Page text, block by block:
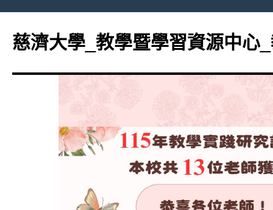
主
要
容
慈濟大學_教學暨學習資源中心